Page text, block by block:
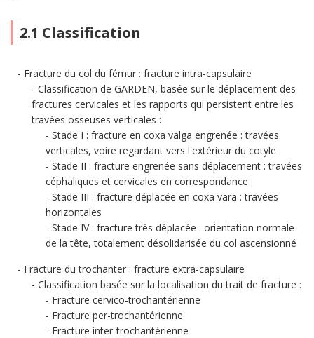
2.1 Classification
Fracture du col du fémur : fracture intra-capsulaire
Classification de GARDEN, basée sur le déplacement des
fractures cervicales et les rapports qui persistent entre les
travées osseuses verticales :
Stade I : fracture en coxa valga engrenée : travées
verticales, voire regardant vers l'extérieur du cotyle
Stade II : fracture engrenée sans déplacement : travées
céphaliques et cervicales en correspondance
Stade III : fracture déplacée en coxa vara : travées
horizontales
Stade IV : fracture très déplacée : orientation normale
de la tête, totalement désolidarisée du col ascensionné
Fracture du trochanter : fracture extra-capsulaire
Classification basée sur la localisation du trait de fracture :
Fracture cervico-trochantérienne
Fracture per-trochantérienne
Fracture inter-trochantérienne